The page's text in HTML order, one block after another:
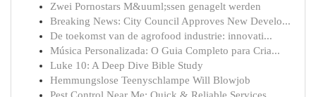
Zwei Pornostars M&uuml;ssen genagelt werden
Breaking News: City Council Approves New Develo...
De toekomst van de agrofood industrie: innovati...
Música Personalizada: O Guia Completo para Cria...
Luke 10: A Deep Dive Bible Study
Hemmungslose Teenyschlampe Will Blowjob